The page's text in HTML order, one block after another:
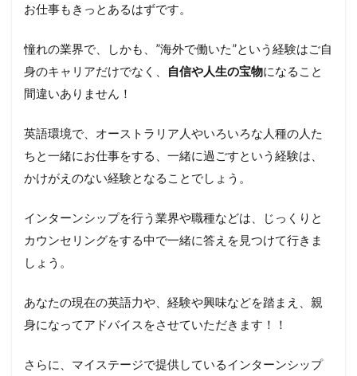
お仕事もきっとあるはずです。
憧れの業界で、しかも、”海外で働いた”という経験はご自
身のキャリアだけでなく、
自信や人生の宝物になること
間違いありません！
英語環境で、オーストラリア人やいろいろな人種の人た
ちと一緒にお仕事をする、一緒に過ごすという経験は、
かけがえのない経験となることでしょう。
インターンシップを行う業界や職種などは、じっくりと
カウンセリングをする中で一緒に答えを見つけて行きま
しょう。
あなたの現在の英語力や、経験や興味などを踏まえ、親
身になってアドバイスをさせていただきます！！
さらに、マイステージで提供しているインターンシップ